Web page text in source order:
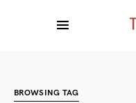
BROWSING TAG